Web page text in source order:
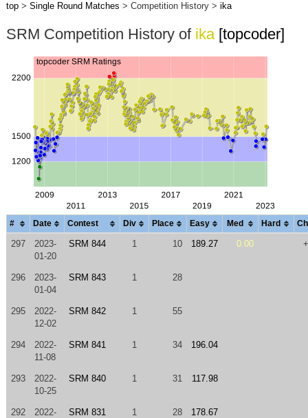
top> Single Round Matches > Competition History > ika
SRM Competition History of ika [topcoder]
# Date Contest Div Place Easy Med Hard
297
2023-
01-20
SRM 844 1 10 189.27 0.00
296
2023-
01-04
SRM 843 1 28
295
2022-
12-02
SRM 842 1 55
294
2022-
11-08
SRM 841 1 34 196.04
293
2022-
10-25
SRM 840 1 31 117.98
292
2022-
SRM 831 1 28 178.67